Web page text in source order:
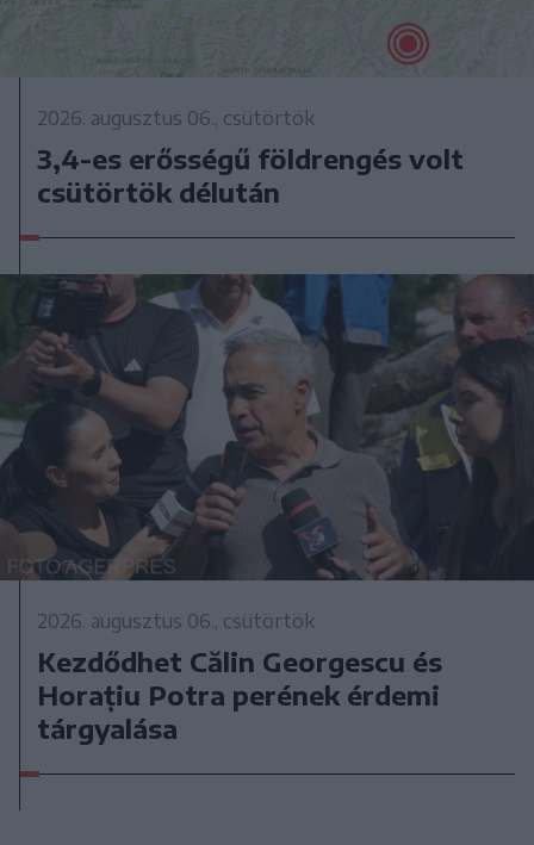
2026. augusztus 06., csütörtök
3,4-es erősségű földrengés volt
csütörtök délután
2026. augusztus 06., csütörtök
Kezdődhet Călin Georgescu és
Horațiu Potra perének érdemi
tárgyalása